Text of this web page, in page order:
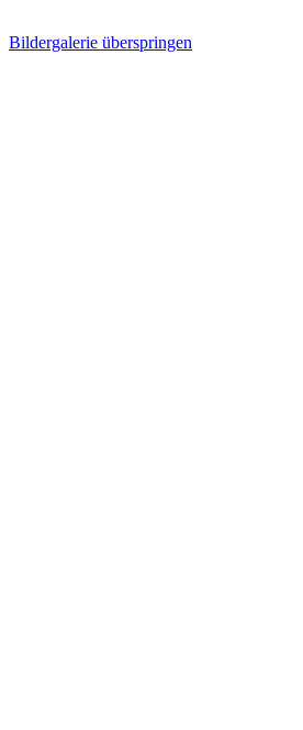
Bildergalerie überspringen